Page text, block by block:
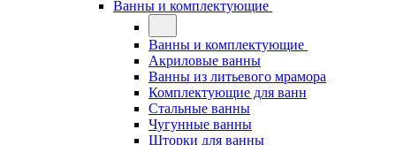
Ванны и комплектующие
Ванны и комплектующие
Акриловые ванны
Ванны из литьевого мрамора
Комплектующие для ванн
Стальные ванны
Чугунные ванны
Шторки для ванны